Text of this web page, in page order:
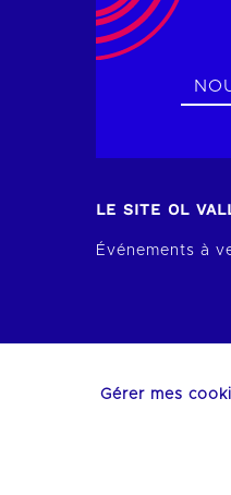
LE SITE OL
Événements à
Gérer mes